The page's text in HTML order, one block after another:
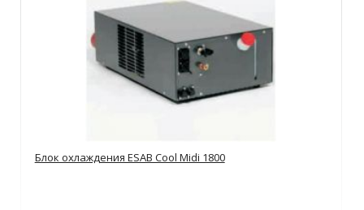
Блок охлаждения ESAB Cool Midi 1800